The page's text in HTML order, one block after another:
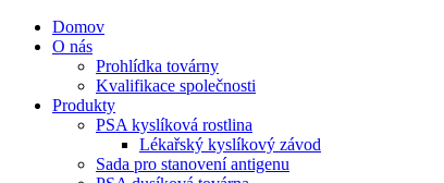
Domov
O nás
Prohlídka továrny
Kvalifikace společnosti
Produkty
PSA kyslíková rostlina
Lékařský kyslíkový závod
Sada pro stanovení antigenu